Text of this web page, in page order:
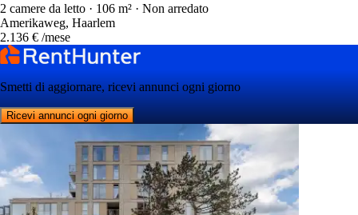
2 camere da letto · 106 m² · Non arredato
Amerikaweg, Haarlem
2.136 € /mese
Smetti di aggiornare, ricevi annunci ogni giorno
Ricevi annunci ogni giorno